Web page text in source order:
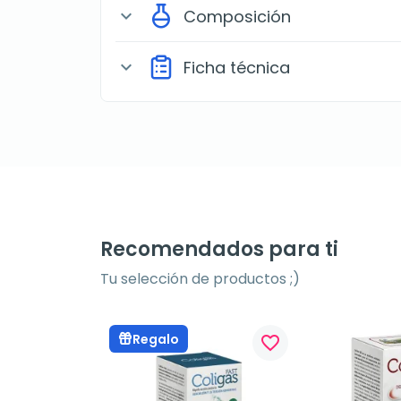
expand_more Composición
expand_more Ficha técnica
Recomendados para ti
Tu selección de productos ;)
Regalo favorite_border